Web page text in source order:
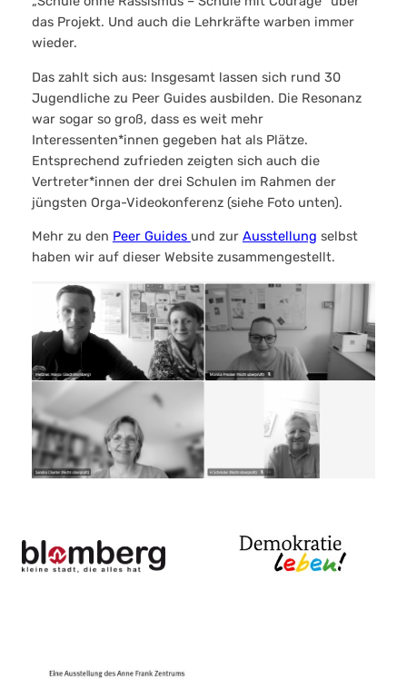
das Projekt. Und auch die Lehrkräfte warben immer
wieder.
Das zahlt sich aus: Insgesamt lassen sich rund 30
Jugendliche zu Peer Guides ausbilden. Die Resonanz
war sogar so groß, dass es weit mehr
Interessenten*innen gegeben hat als Plätze.
Entsprechend zufrieden zeigten sich auch die
Vertreter*innen der drei Schulen im Rahmen der
jüngsten Orga-Videokonferenz (siehe Foto unten).
Mehr zu den Peer Guides und zur Ausstellung selbst
haben wir auf dieser Website zusammengestellt.